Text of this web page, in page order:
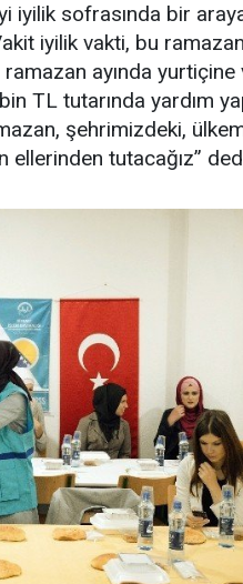
iyilik sofrasında bir
iyilik vakti, bu
ramazan ayında yurtiçine
TL tutarında yardım
şehrimizdeki,
ellerinden tutacağız”